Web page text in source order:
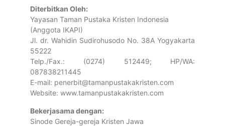
Diterbitkan Oleh:
Yayasan Taman Pustaka Kristen Indonesia
(Anggota IKAPI)
Jl. dr. Wahidin Sudirohusodo No. 38A Yogyakarta
55222
Telp./Fax.: (0274) 512449; HP/WA:
087838211445
E-mail: penerbit@tamanpustakakristen.com
Website: www.tamanpustakakristen.com
Bekerjasama dengan:
Sinode Gereja-gereja Kristen Jawa